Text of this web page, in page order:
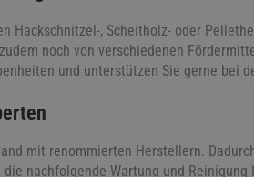
Hackschnitzel-, Scheitholz- oder
noch von verschiedenen
und unterstützen Sie gerne bei
mit renommierten Herstellern.
nachfolgende Wartung und